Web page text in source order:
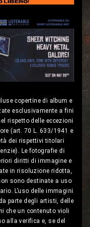
copertine di album e
esclusivamente a fini
rispetto delle eccezioni
(art. 70 L. 633/1941 e
dei rispettivi titolari
Le fotografie di
diritti di immagine e
in risoluzione ridotta,
sono destinate a uso
L’uso delle immagini
parte degli artisti, delle
che un contenuto violi
alla verifica e, se del